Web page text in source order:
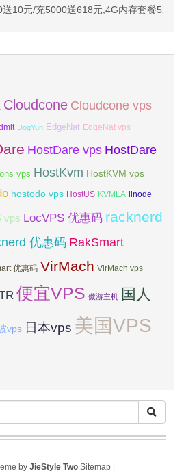
10元/充5000送618元,4G内存套餐52元/
Cloudcone Cloudcone vps
DogYun EdgeNat EdgeNat vps
HostDare vps HostDare
vps HostKvm HostKVM vps
hostodo vps HostUS KVMLA linode
vps LocVPS 优惠码 racknerd
优惠码 RakSmart
优惠码 VirMach VirMach vps
便宜VPS 傲游主机 国人
vps 日本vps 美国VPS
by JieStyle Two Sitemap|